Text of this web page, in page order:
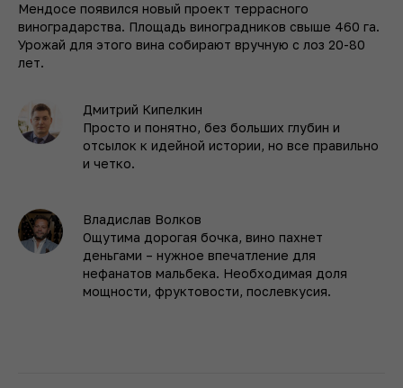
Мендосе появился новый проект террасного
виноградарства. Площадь виноградников свыше 460 га.
Урожай для этого вина собирают вручную с лоз 20-80
лет.
Дмитрий Кипелкин
Просто и понятно, без больших глубин и
отсылок к идейной истории, но все правильно
и четко.
Владислав Волков
Ощутима дорогая бочка, вино пахнет
деньгами – нужное впечатление для
нефанатов мальбека. Необходимая доля
мощности, фруктовости, послевкусия.